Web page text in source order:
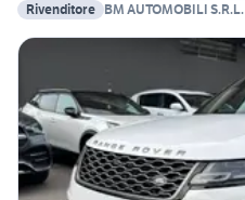
Rivenditore BM AUTOMOBILI S.R.L.